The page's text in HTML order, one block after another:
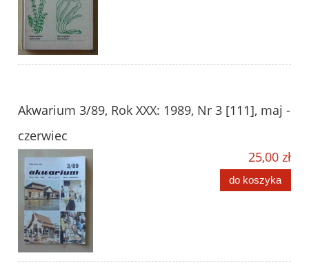
Akwarium 3/89, Rok XXX: 1989, Nr 3 [111], maj -
czerwiec
25,00 zł
do koszyka